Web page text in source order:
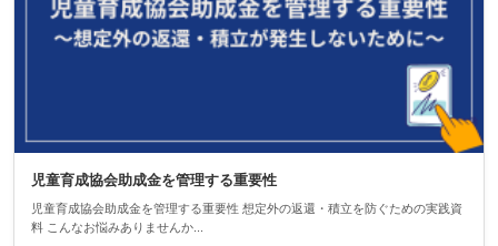
児童育成協会助成金を管理する重要性
児童育成協会助成金を管理する重要性 想定外の返還・積立を防ぐための実践資
料 こんなお悩みありませんか...